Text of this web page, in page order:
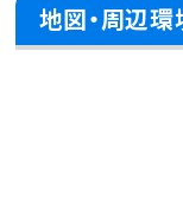
地図・周辺環